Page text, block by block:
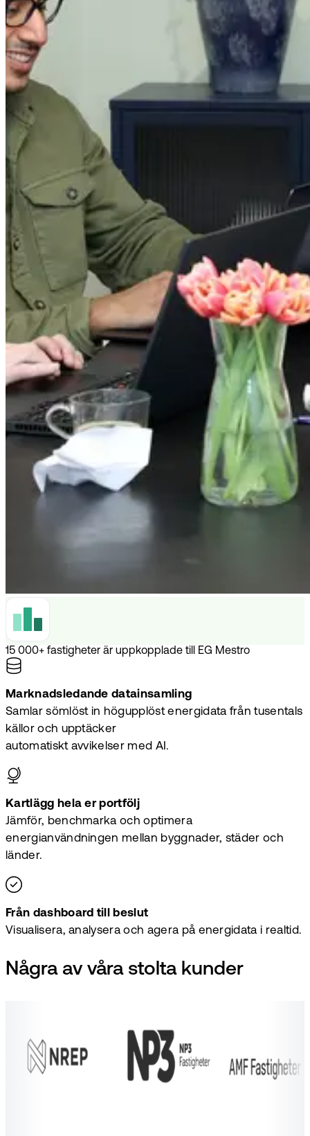
15 000+ fastigheter är uppkopplade till EG Mestro
Marknadsledande datainsamling
Samlar sömlöst in högupplöst energidata från tusentals
källor och upptäcker
automatiskt avvikelser med AI.
Kartlägg hela er portfölj
Jämför, benchmarka och optimera
energianvändningen mellan byggnader, städer och
länder.
Från dashboard till beslut
Visualisera, analysera och agera på energidata i realtid.
Några av våra stolta kunder